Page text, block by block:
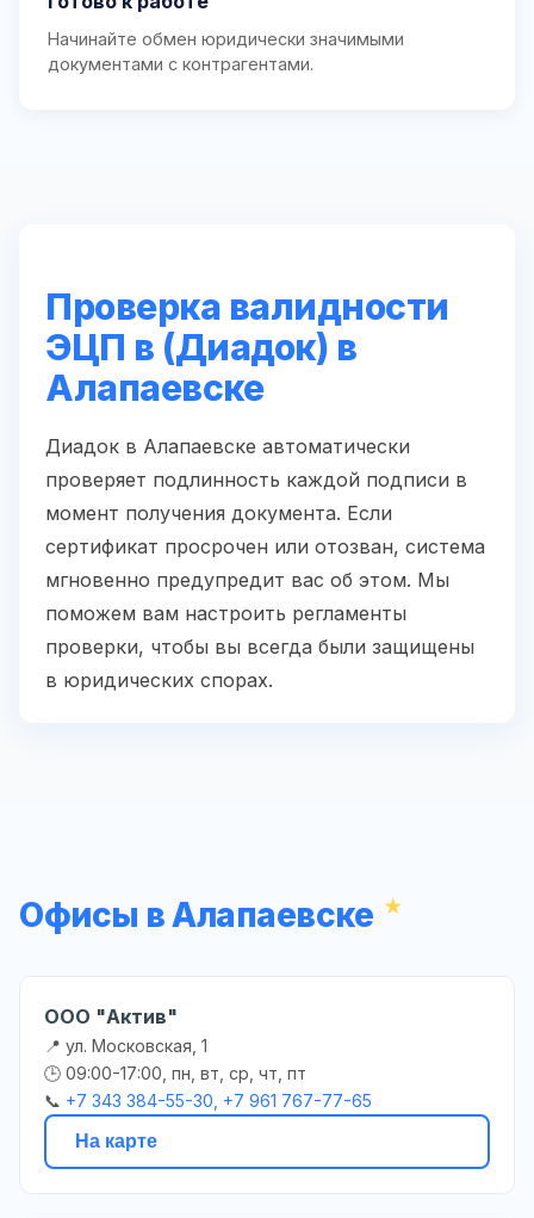
Начинайте обмен юридически значимыми
документами с контрагентами.
Проверка валидности
ЭЦП в (Диадок) в
Алапаевске
Диадок в Алапаевске автоматически
проверяет подлинность каждой подписи в
момент получения документа. Если
сертификат просрочен или отозван, система
мгновенно предупредит вас об этом. Мы
поможем вам настроить регламенты
проверки, чтобы вы всегда были защищены
в юридических спорах.
Офисы в Алапаевске
ООО "Актив"
📍 ул. Московская, 1
🕒 09:00-17:00, пн, вт, ср, чт, пт
📞 +7 343 384-55-30, +7 961 767-77-65
На карте